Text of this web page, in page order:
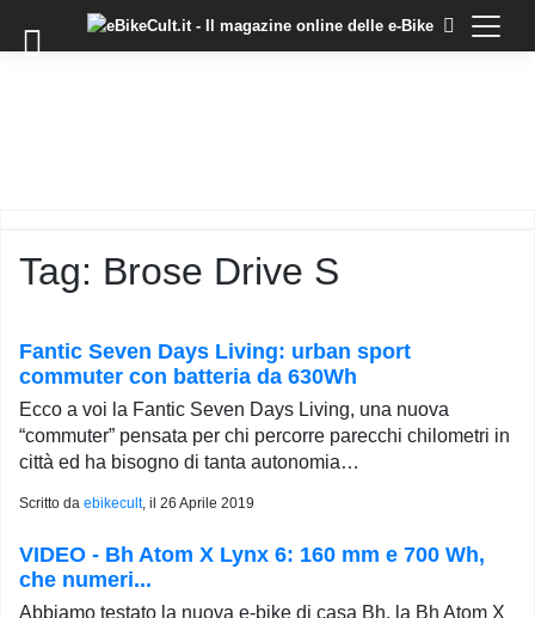
×
TUTORIAL
DI
EBIKECULT
CONTATTI
PRIVACY
POLICY
Tag: Brose Drive S
Fantic Seven Days Living: urban sport
commuter con batteria da 630Wh
Ecco a voi la Fantic Seven Days Living, una nuova
“commuter” pensata per chi percorre parecchi chilometri in
città ed ha bisogno di tanta autonomia…
Scritto da ebikecult, il 26 Aprile 2019
VIDEO - Bh Atom X Lynx 6: 160 mm e 700 Wh,
che numeri...
Abbiamo testato la nuova e-bike di casa Bh, la Bh Atom X